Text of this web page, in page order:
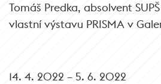
Tomáš Predka, absolvent
vlastní výstavu PRISMA v
14. 4. 2022 – 5. 6. 2022